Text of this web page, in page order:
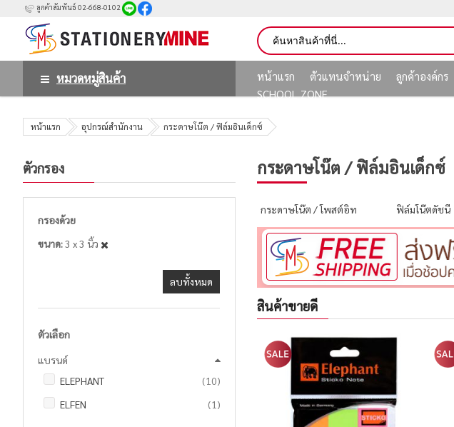
ลูกค้าสัมพันธ์ 02-668-0102
หมวดหมู่สินค้า หน้าแรก ตัวแทนจำหน่าย ลูกค้าองค์กร
SCHOOL ZONE
หน้าแรก อุปกรณ์สำนักงาน กระดาษโน๊ต / ฟิล์มอินเด็กซ์
กระดาษโน๊ต / ฟิล์มอินเด็กซ์
กระดาษโน๊ต / โพสต์อิท ฟิล์มโน๊ตดัชนี
สินค้าขายดี
ตัวกรอง
กรองด้วย
ขนาด 3 x 3 นิ้ว
ลบทั้งหมด
ตัวเลือก
แบรนด์
ELEPHANT
10รายการ
ELFEN
1 ชิ้น